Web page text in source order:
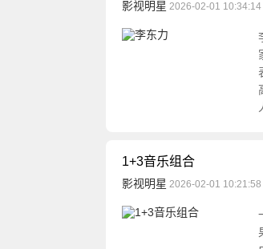
影视明星 2026-02-01 10:34:14
1+3音乐组合
影视明星 2026-02-01 10:21:58